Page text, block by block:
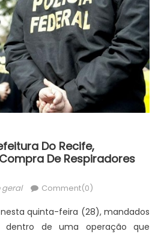
Do Recife,
De Respiradores
geral Comment(0)
quinta-feira (28), mandados
dentro de uma operação que